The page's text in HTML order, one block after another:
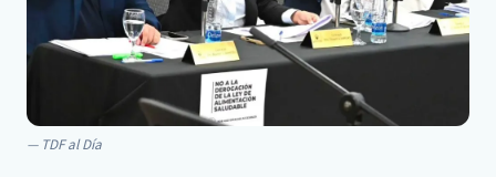
TDF al Día